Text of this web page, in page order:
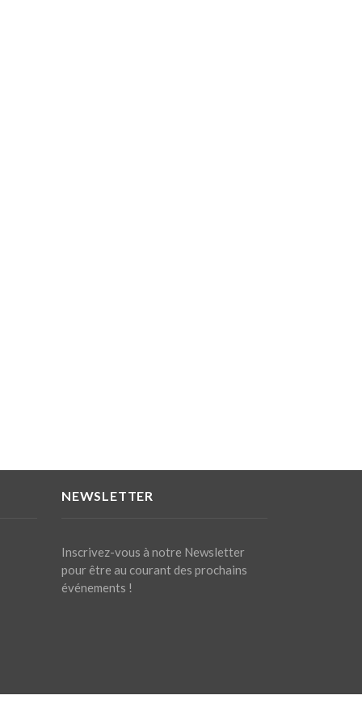
NEWSLETTER
Inscrivez-vous à notre Newsletter
pour être au courant des prochains
événements !